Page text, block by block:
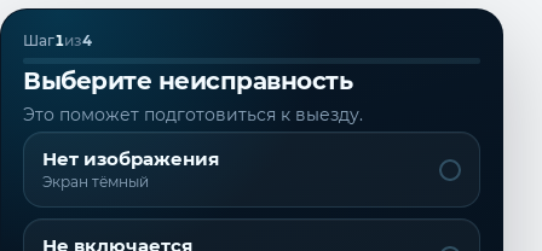
Шаг1из4
Выберите неисправность
Это поможет подготовиться к выезду.
Нет изображения
Экран тёмный
Не включается